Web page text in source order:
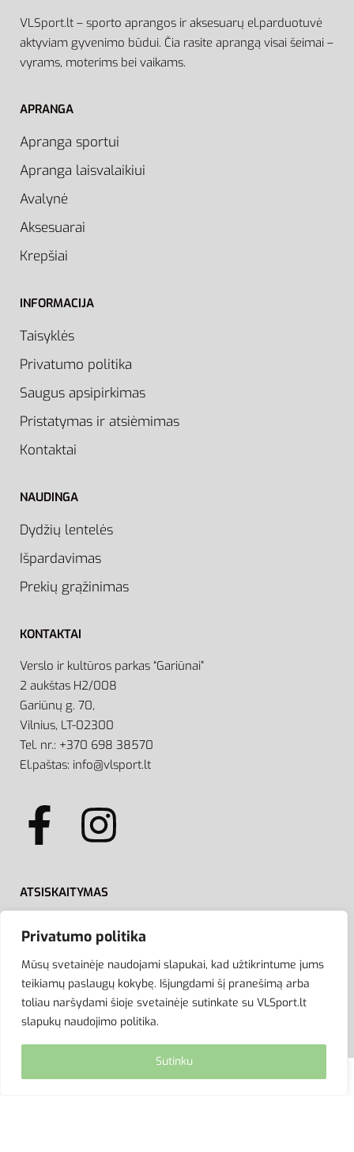
Privatumo politika
Mūsų svetainėje naudojami slapukai, kad užtikrintume jums
teikiamų paslaugų kokybę. Išjungdami šį pranešimą arba
toliau naršydami šioje svetainėje sutinkate su VLSport.lt
slapukų naudojimo politika.
Sutinku
VLSport.lt – sporto aprangos ir aksesuarų el.parduotuvė
aktyviam gyvenimo būdui. Čia rasite aprangą visai šeimai –
vyrams, moterims bei vaikams.
APRANGA
Apranga sportui
Apranga laisvalaikiui
Avalynė
Aksesuarai
Krepšiai
INFORMACIJA
Taisyklės
Privatumo politika
Saugus apsipirkimas
Pristatymas ir atsiėmimas
Kontaktai
NAUDINGA
Dydžių lentelės
Išpardavimas
Prekių grąžinimas
KONTAKTAI
Verslo ir kultūros parkas “Gariūnai”
2 aukštas H2/008
Gariūnų g. 70,
Vilnius, LT-02300
Tel. nr.: +370 698 38570
El.paštas: info@vlsport.lt
ATSISKAITYMAS